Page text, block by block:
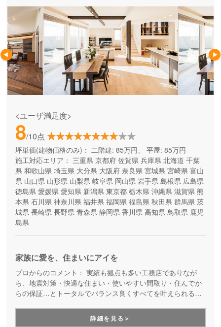
<ユーザ満足度>
8/10点
坪単価(建物価格のみ)： 二階建: 85万円、 平屋: 85万円
施工対応エリア： 三重県 京都府 佐賀県 兵庫県 北海道 千葉
県 和歌山県 埼玉県 大分県 大阪府 奈良県 宮城県 宮崎県 富山
県 山口県 山形県 山梨県 岐阜県 岡山県 岩手県 島根県 広島県
徳島県 愛媛県 愛知県 新潟県 東京都 栃木県 沖縄県 滋賀県 熊
本県 石川県 神奈川県 福井県 福岡県 福島県 秋田県 群馬県 茨
城県 長崎県 長野県 青森県 静岡県 香川県 高知県 鳥取県 鹿児
島県
家族に愛を、住まいにアイを
プロからのコメント： 実績も拠点も多い工務店でありなが
ら、地震対策・快適な住まい・使いやすい間取り・住んでか
らの保証…とトータルでバランス良くすべてを叶えられる家
用できる間取り提案も得意なので、末長く安心して暮らせる
住まいをお求めの方、安心できるプロにまるっとお任せした
詳細を見る＞